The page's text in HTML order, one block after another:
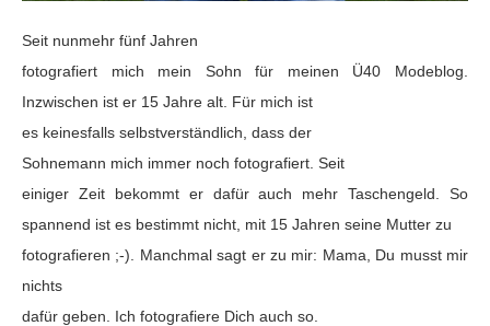
Seit nunmehr fünf Jahren
fotografiert mich mein Sohn für meinen Ü40 Modeblog.
Inzwischen ist er 15 Jahre alt. Für mich ist
es keinesfalls selbstverständlich, dass der
Sohnemann mich immer noch fotografiert. Seit
einiger Zeit bekommt er dafür auch mehr Taschengeld. So
spannend ist es bestimmt nicht, mit 15 Jahren seine Mutter zu
fotografieren ;-). Manchmal sagt er zu mir: Mama, Du musst mir
nichts
dafür geben. Ich fotografiere Dich auch so.